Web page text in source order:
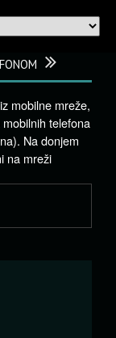
mobilne mreže,
telefona
Na donjem
na mreži